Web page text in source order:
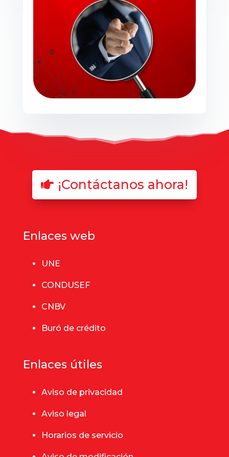
¡Contáctanos ahora!
Enlaces web
UNE
CONDUSEF
CNBV
Buró de crédito
Enlaces útiles
Aviso de privacidad
Aviso legal
Horarios de servicio